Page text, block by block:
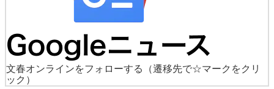
文春オンラインをフォローする
（遷移先で☆マークをクリ
ック）